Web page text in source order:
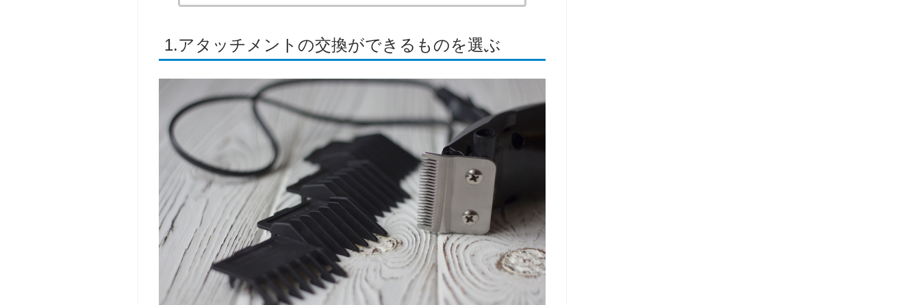
1.アタッチメントの交換ができるものを選ぶ